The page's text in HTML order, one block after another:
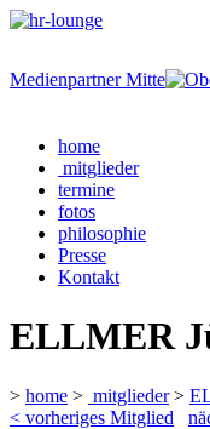
Medienpartner Mitte
home
mitglieder
termine
fotos
philosophie
Presse
Kontakt
ELLMER
> home > mitglieder>
< vorheriges Mitglied